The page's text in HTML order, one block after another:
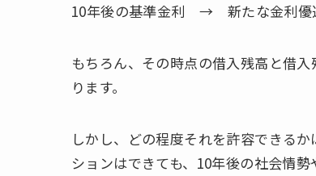
10年後の基準金利 → 新たな金利
もちろん、その時点の借入残高と借
ります。
しかし、どの程度それを許容できる
ションはできても、10年後の社会情